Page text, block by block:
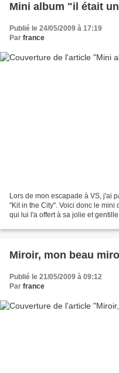
Mini album "il était
Publié le 24/05/2009 à 17:19
Par france
Lors de mon escapade à VS, j'ai
"Kit in the City". Voici donc le
qui lui l'a offert à sa jolie et
Miroir, mon beau
Publié le 21/05/2009 à 09:12
Par france